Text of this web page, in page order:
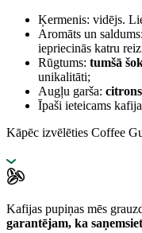
Ķermenis: vidējs.
Aromāts un saldums:
iepriecinās katru
Rūgtums: tumšā
unikalitāti;
Augļu garša: citrons
Īpaši ieteicams
Kāpēc izvēlēties Coffee
Kafijas pupiņas mēs
garantējam, ka